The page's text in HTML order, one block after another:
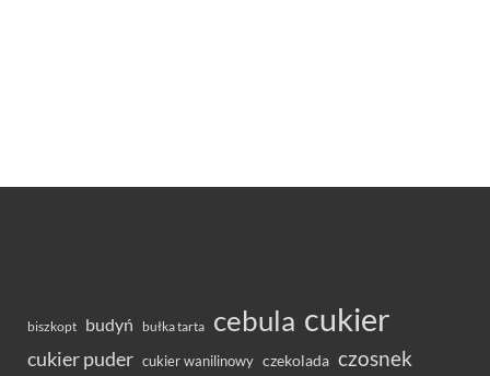
biszkopt budyń bułka tarta cebula cukier
cukier puder cukier wanilinowy czekolada czosnek